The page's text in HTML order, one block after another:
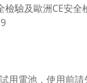
驗及歐洲CE安全
用電池，使用前請